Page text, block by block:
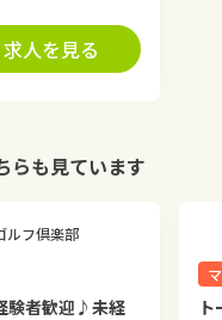
求人を見る
らも見ています
ルフ倶楽部
験者歓迎♪未経